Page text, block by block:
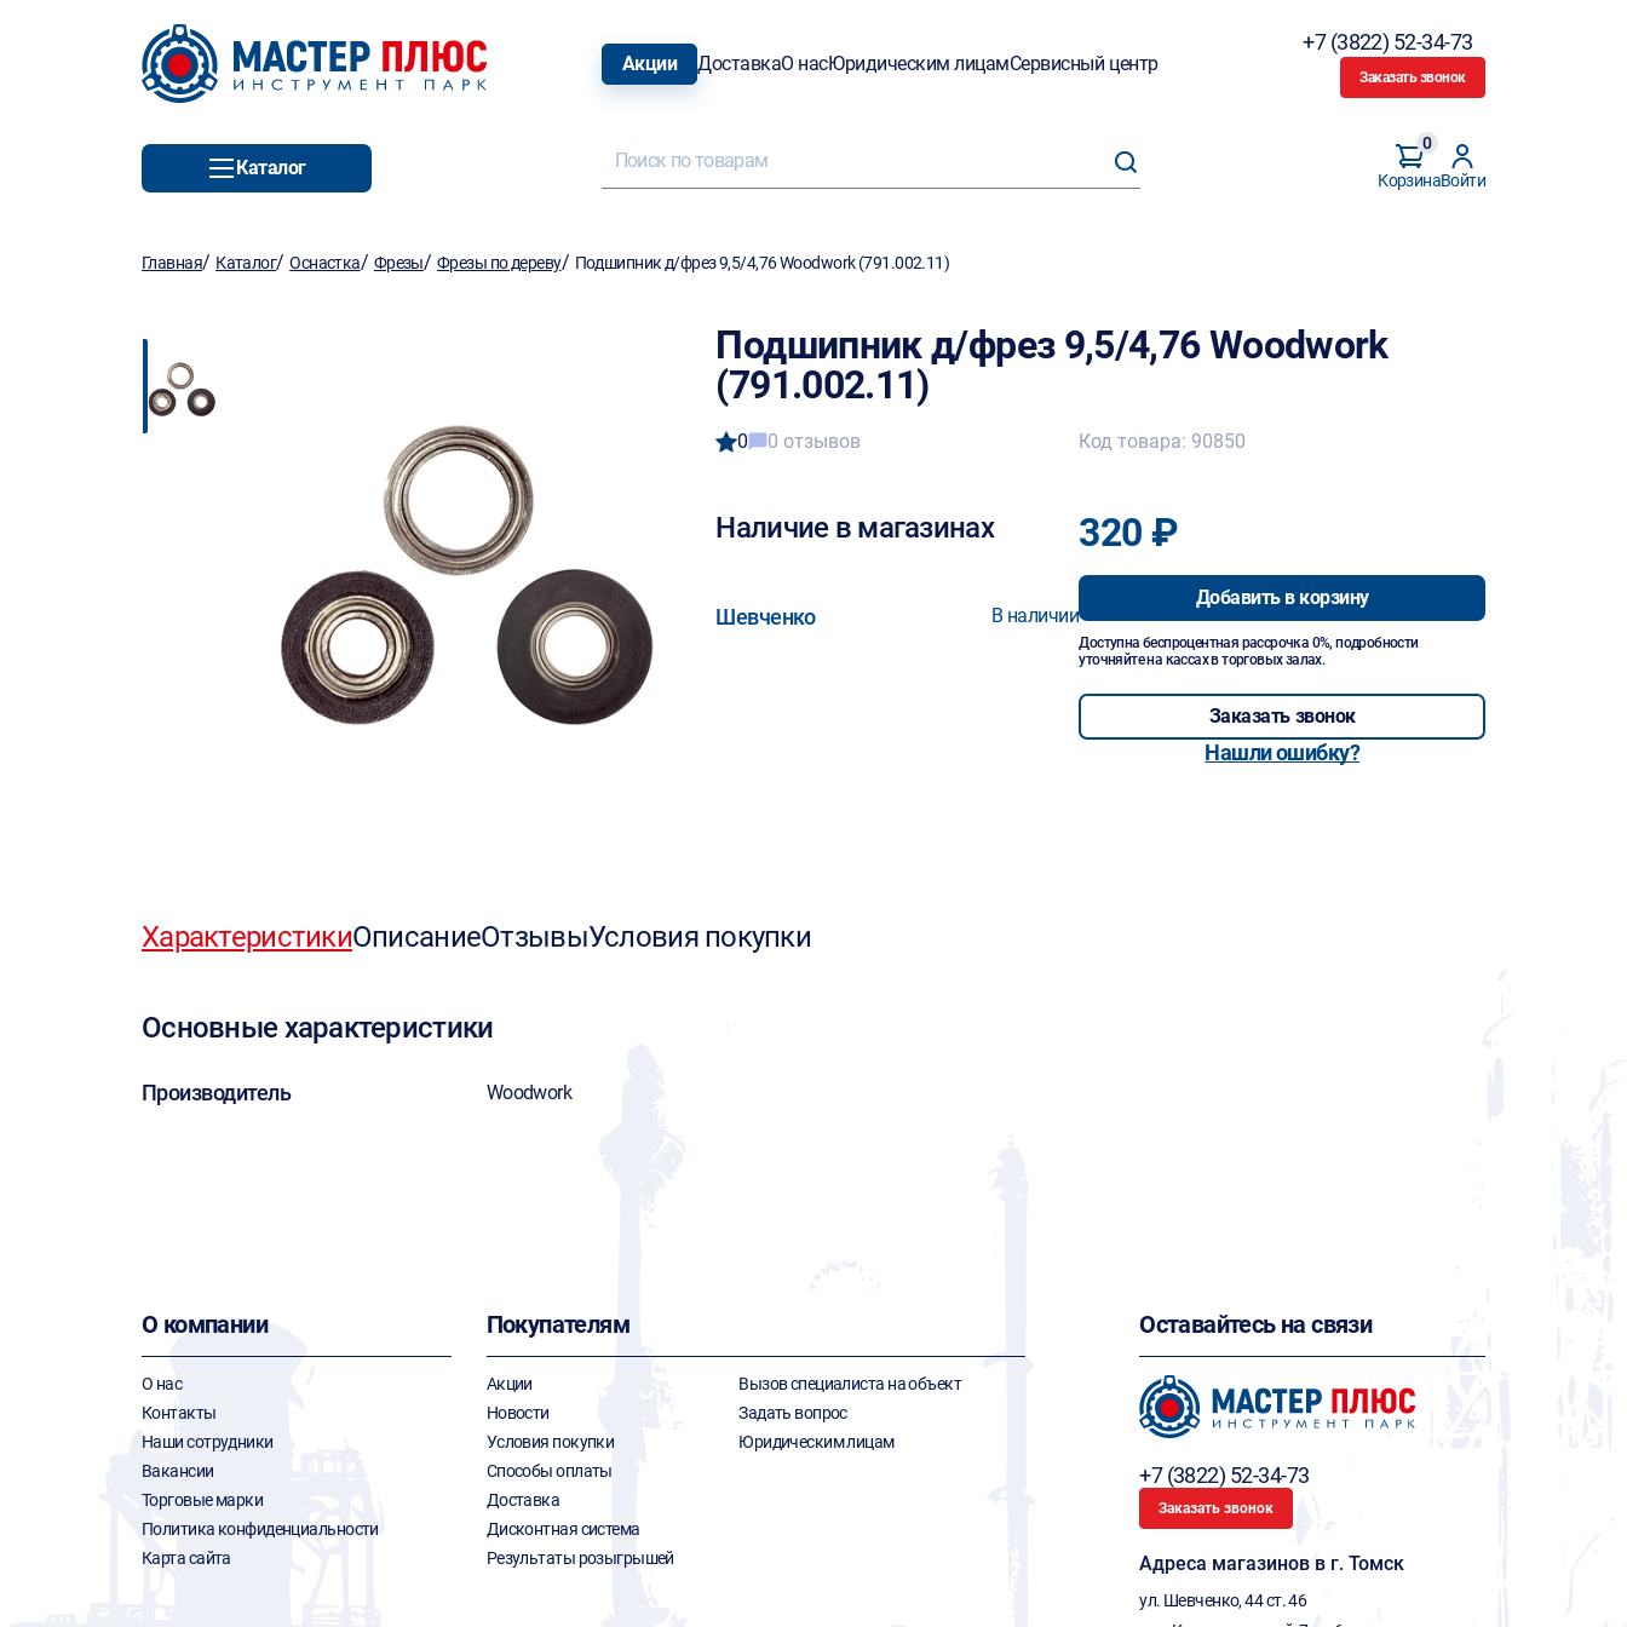
Акции ДоставкаО насЮридическим лицамСервисный центр
+7 (3822) 52-34-73
Заказать звонок
Каталог
Корзина
0
Войти
Главная/ Каталог/Оснастка/ Фрезы/ Фрезы по дереву/ Подшипник д/фрез 9,5/4,76 Woodwork (791.002.11)
Подшипник д/фрез 9,5/4,76 Woodwork
(791.002.11)
0 0 отзывов
Наличие в магазинах
Шевченко В наличии
Код товара: 90850
320 ₽
Добавить в корзину
Доступна беспроцентная рассрочка 0%, подробности
уточняйте на кассах в торговых залах.
Заказать звонок
Нашли ошибку?
ХарактеристикиОписаниеОтзывыУсловия покупки
Основные характеристики
Производитель Woodwork
О компании
О нас
Контакты
Наши сотрудники
Вакансии
Торговые марки
Политика конфиденциальности
Карта сайта
Покупателям
Акции
Новости
Условия покупки
Способы оплаты
Доставка
Дисконтная система
Результаты розыгрышей
Вызов специалиста на объект
Задать вопрос
Юридическим лицам
Оставайтесь на связи
+7 (3822) 52-34-73
Заказать звонок
Адреса магазинов в г. Томск
ул. Шевченко, 44 ст. 46